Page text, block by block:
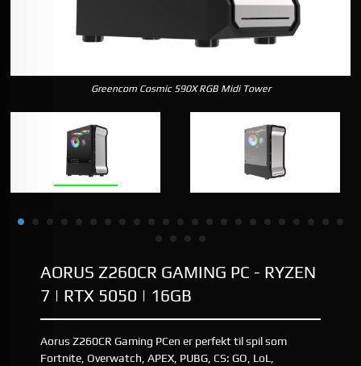
Greencom Cosmic 590X RGB Midi Tower
AORUS Z260CR GAMING PC - RYZEN
7 | RTX 5050 | 16GB
Aorus Z260CR Gaming PCen er perfekt til spil som
Fortnite, Overwatch, APEX, PUBG, CS: GO, LoL,